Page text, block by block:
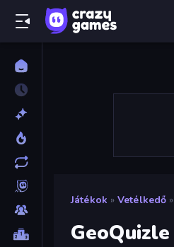
Játékok » Vetélkedő »
GeoQuizle